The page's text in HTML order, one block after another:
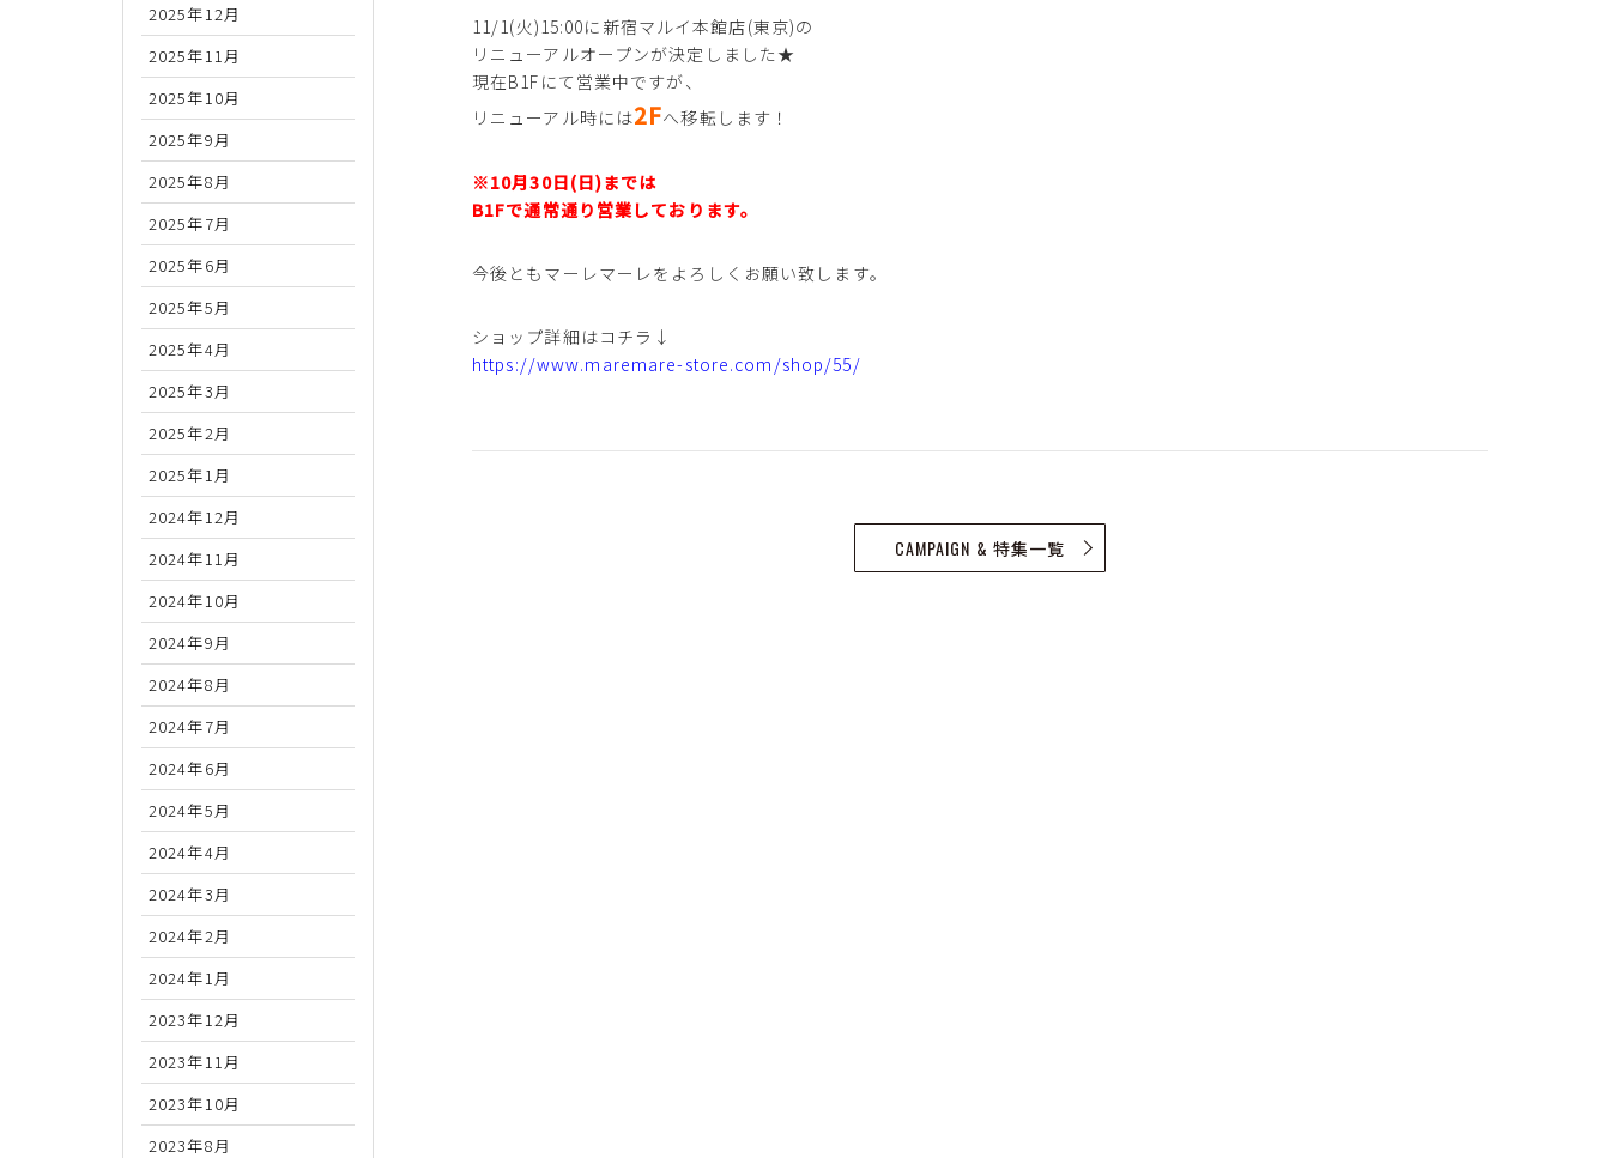
11/1(火)15:00に新宿マルイ本館店(東京)の
リニューアルオープンが決定しました★
現在B1Fにて営業中ですが、
リニューアル時には2Fへ移転します！
※10月30日(日)までは
B1Fで通常通り営業しております。
今後ともマーレマーレをよろしくお願い致します。
ショップ詳細はコチラ↓
https://www.maremare-store.com/shop/55/
CAMPAIGN & 特集一覧
2025年12月
2025年11月
2025年10月
2025年9月
2025年8月
2025年7月
2025年6月
2025年5月
2025年4月
2025年3月
2025年2月
2025年1月
2024年12月
2024年11月
2024年10月
2024年9月
2024年8月
2024年7月
2024年6月
2024年5月
2024年4月
2024年3月
2024年2月
2024年1月
2023年12月
2023年11月
2023年10月
2023年8月